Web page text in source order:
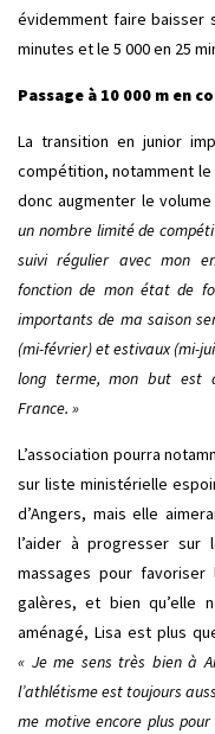
évidemment faire baisser
minutes et le 5 000 en 25
Passage à 10 000 m en
La transition en junior
compétition, notamment le
donc augmenter le
un nombre limité de
suivi régulier avec mon
fonction de mon état de
importants de ma saison
(mi-février) et estivaux (mi-
long terme, mon but est
France. »
L’association pourra
sur liste ministérielle
d’Angers, mais elle
l’aider à progresser sur
massages pour favoriser
galères, et bien qu’elle
aménagé, Lisa est plus
« Je me sens très bien à
l’athlétisme est toujours
me motive encore plus